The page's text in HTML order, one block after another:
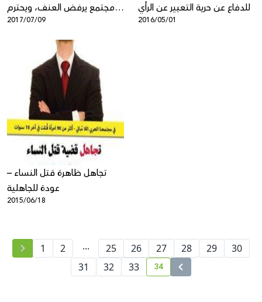
مجتمع يرفض العنف، ويحترم
الاختلاف"
2017/07/09
للدفاع عن حرية التعبير عن الرأي
2016/05/01
تجاهل ظاهرة قتل النساء –
عودة للجاهلية
2015/06/18
1 2 ... 25 26 27 28 29
30
31
32 33 current page number
34